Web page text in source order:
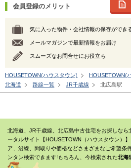
会員登録のメリット
気に入った物件・会社情報の保存ができ
メールマガジンで最新情報をお届け
スムーズなお問合せにお役立ち
HOUSETOWN(ハウスタウン)
HOUSETOWN(
北海道
路線一覧 JR千歳線 北広島駅
北海道、JR千歳線、北広島中古住宅をお探しなら
ータルサイト【HOUSETOWN（ハウスタウン）
ア、沿線、間取りや価格などさまざまなご希望条
ンタン検索できます!もちろん、今検索された北海